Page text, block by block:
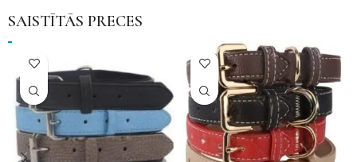
SAISTĪTĀS PRECES